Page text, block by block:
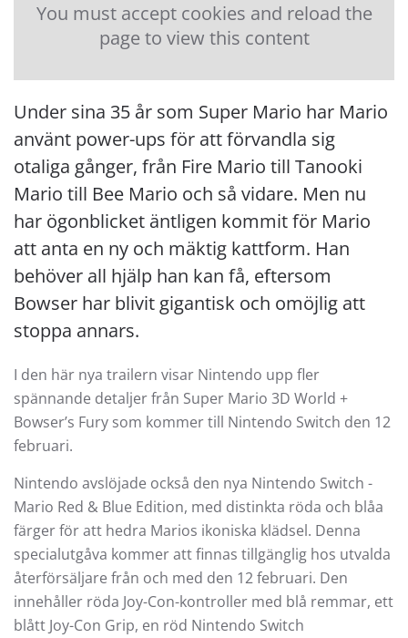
You must accept cookies and reload the
page to view this content
Under sina 35 år som Super Mario har Mario
använt power-ups för att förvandla sig
otaliga gånger, från Fire Mario till Tanooki
Mario till Bee Mario och så vidare. Men nu
har ögonblicket äntligen kommit för Mario
att anta en ny och mäktig kattform. Han
behöver all hjälp han kan få, eftersom
Bowser har blivit gigantisk och omöjlig att
stoppa annars.
I den här nya trailern visar Nintendo upp fler
spännande detaljer från Super Mario 3D World +
Bowser’s Fury som kommer till Nintendo Switch den 12
februari.
Nintendo avslöjade också den nya Nintendo Switch -
Mario Red & Blue Edition, med distinkta röda och blåa
färger för att hedra Marios ikoniska klädsel. Denna
specialutgåva kommer att finnas tillgänglig hos utvalda
återförsäljare från och med den 12 februari. Den
innehåller röda Joy-Con-kontroller med blå remmar, ett
blått Joy-Con Grip, en röd Nintendo Switch